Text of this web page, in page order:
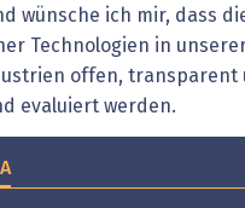
wünsche ich mir, dass
Technologien in
offen, transparent
evaluiert werden.